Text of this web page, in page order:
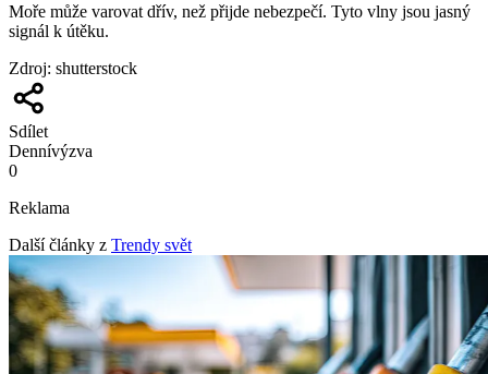
Moře může varovat dřív, než přijde nebezpečí. Tyto vlny jsou jasný
signál k útěku.
Zdroj: shutterstock
Sdílet
Dennívýzva
0
Reklama
Další články z Trendy svět